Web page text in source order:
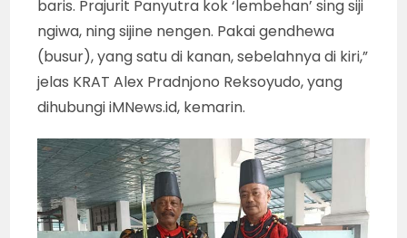
baris. Prajurit Panyutra kok ‘lembehan’ sing siji
ngiwa, ning sijine nengen. Pakai gendhewa
(busur), yang satu di kanan, sebelahnya di kiri,”
jelas KRAT Alex Pradnjono Reksoyudo, yang
dihubungi iMNews.id, kemarin.